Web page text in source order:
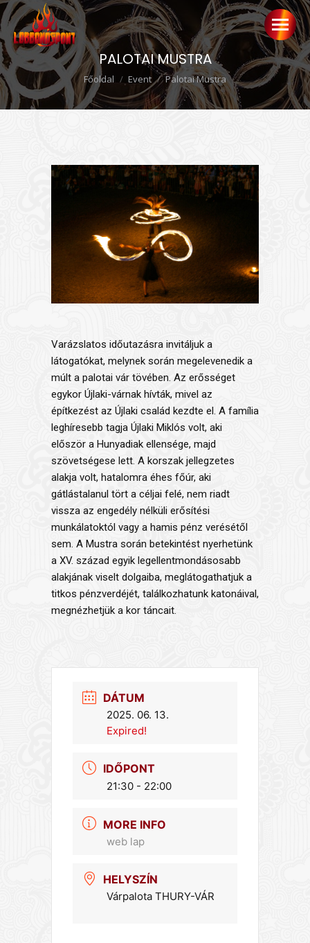
PALOTAI MUSTRA
Ön itt van:
Főoldal Event Palotai Mustra
Varázslatos időutazásra invitáljuk a
látogatókat, melynek során megelevenedik a
múlt a palotai vár tövében. Az erősséget
egykor Újlaki-várnak hívták, mivel az
építkezést az Újlaki család kezdte el. A família
leghíresebb tagja Újlaki Miklós volt, aki
először a Hunyadiak ellensége, majd
szövetségese lett. A korszak jellegzetes
alakja volt, hatalomra éhes főúr, aki
gátlástalanul tört a céljai felé, nem riadt
vissza az engedély nélküli erősítési
munkálatoktól vagy a hamis pénz verésétől
sem. A Mustra során betekintést nyerhetünk
a XV. század egyik legellentmondásosabb
alakjának viselt dolgaiba, meglátogathatjuk a
titkos pénzverdéjét, találkozhatunk katonáival,
megnézhetjük a kor táncait.
DÁTUM
2025. 06. 13.
Expired!
IDŐPONT
21:30 - 22:00
MORE INFO
web lap
HELYSZÍN
Várpalota THURY-VÁR